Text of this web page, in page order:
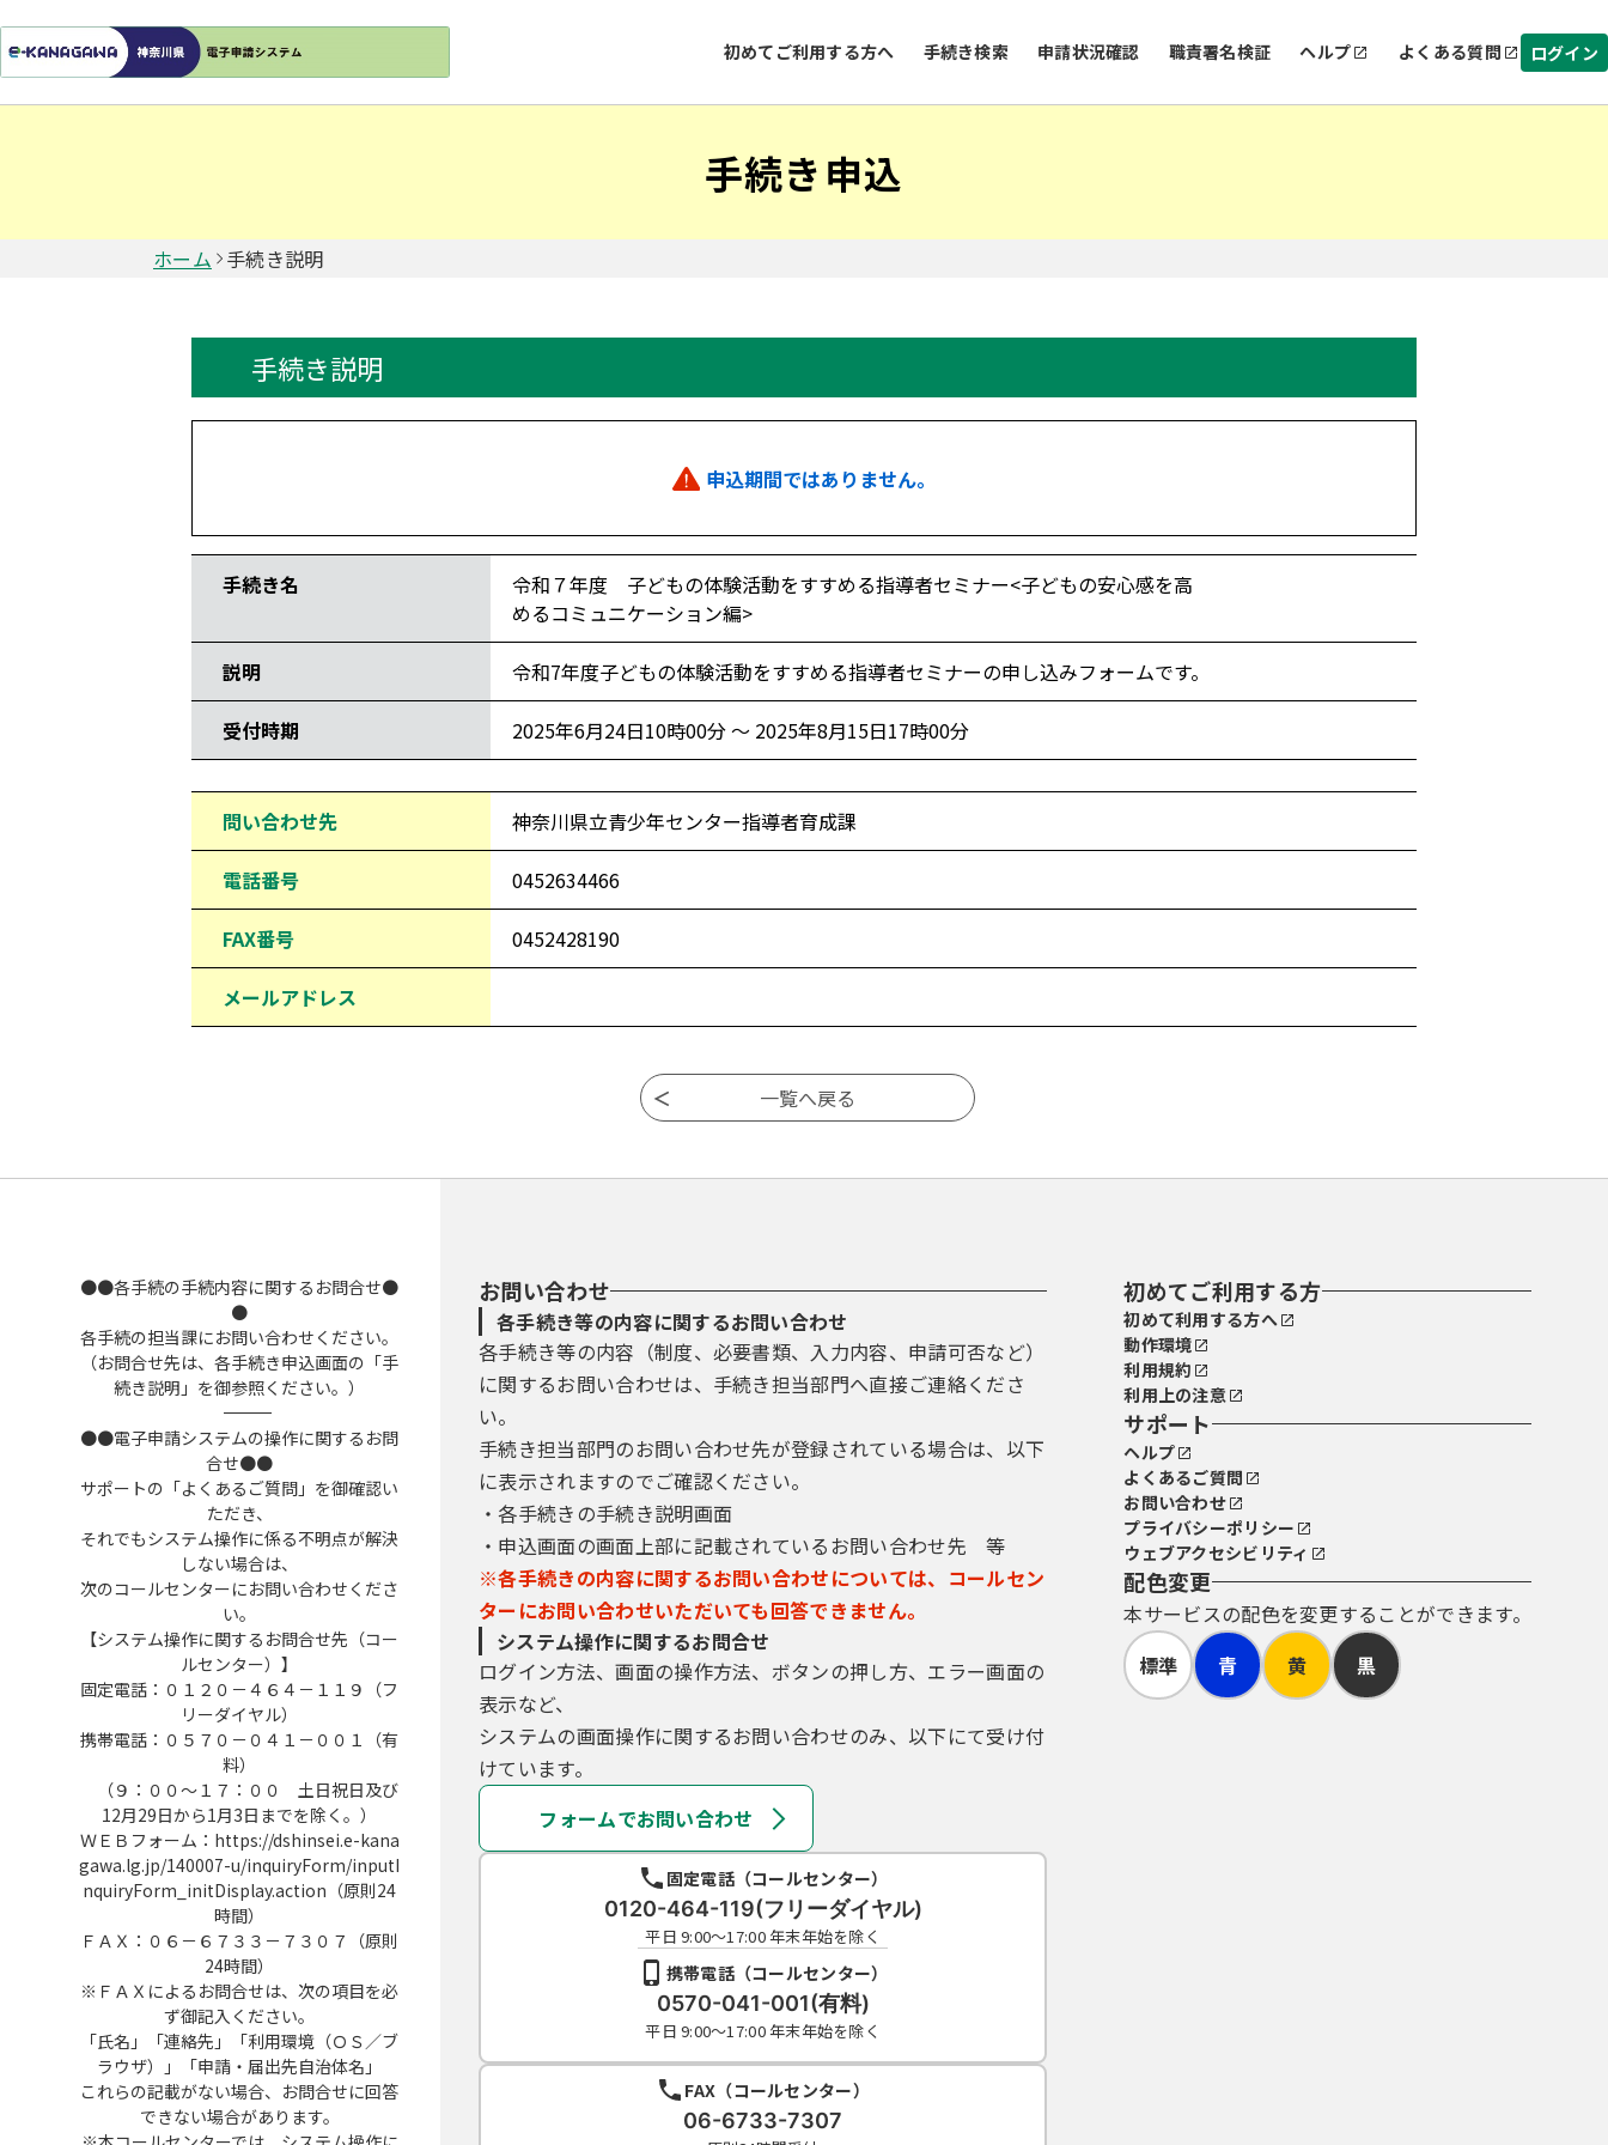
初めてご利用する方へ 手続き検索 申請状況確認 職責署名検証 ヘルプ よくある質問 ログイン
手続き申込
ホーム 手続き説明
手続き説明
申込期間ではありません。
手続き名
令和７年度 子どもの体験活動をすすめる指導者セミナー<子どもの安心感を高
めるコミュニケーション編>
説明 令和7年度子どもの体験活動をすすめる指導者セミナーの申し込みフォームです。
受付時期 2025年6月24日10時00分 ～ 2025年8月15日17時00分
問い合わせ先 神奈川県立青少年センター指導者育成課
電話番号 0452634466
FAX番号 0452428190
メールアドレス
●●各手続の手続内容に関するお問合せ●
●
各手続の担当課にお問い合わせください。
（お問合せ先は、各手続き申込画面の「手
続き説明」を御参照ください。）
――――――――――――――――――――――――――――――――――――――――――――――――――
●●電子申請システムの操作に関するお問
合せ●●
サポートの「よくあるご質問」を御確認い
ただき、
それでもシステム操作に係る不明点が解決
しない場合は、
次のコールセンターにお問い合わせくださ
い。
【システム操作に関するお問合せ先（コー
ルセンター）】
固定電話：０１２０－４６４－１１９（フ
リーダイヤル）
携帯電話：０５７０－０４１－００１（有
料）
（９：００～１７：００ 土日祝日及び
12月29日から1月3日までを除く。）
ＷＥＢフォーム：https://dshinsei.e-kana
gawa.lg.jp/140007-u/inquiryForm/inputI
nquiryForm_initDisplay.action（原則24
時間）
ＦＡＸ：０６－６７３３－７３０７（原則
24時間）
※ＦＡＸによるお問合せは、次の項目を必
ず御記入ください。
「氏名」「連絡先」「利用環境（ＯＳ／ブ
ラウザ）」「申請・届出先自治体名」
これらの記載がない場合、お問合せに回答
できない場合があります。
お問い合わせ
各手続き等の内容に関するお問い合わせ
各手続き等の内容（制度、必要書類、入力内容、申請可否など）
に関するお問い合わせは、手続き担当部門へ直接ご連絡くださ
い。
手続き担当部門のお問い合わせ先が登録されている場合は、以下
に表示されますのでご確認ください。
・各手続きの手続き説明画面
・申込画面の画面上部に記載されているお問い合わせ先 等
※各手続きの内容に関するお問い合わせについては、コールセン
ターにお問い合わせいただいても回答できません。
システム操作に関するお問合せ
ログイン方法、画面の操作方法、ボタンの押し方、エラー画面の
表示など、
システムの画面操作に関するお問い合わせのみ、以下にて受け付
けています。
フォームでお問い合わせ
固定電話（コールセンター）
0120-464-119(フリーダイヤル)
平日 9:00～17:00 年末年始を除く
携帯電話（コールセンター）
0570-041-001(有料)
平日 9:00～17:00 年末年始を除く
FAX（コールセンター）
06-6733-7307
初めてご利用する方
初めて利用する方へ
動作環境
利用規約
利用上の注意
サポート
ヘルプ
よくあるご質問
お問い合わせ
プライバシーポリシー
ウェブアクセシビリティ
配色変更
本サービスの配色を変更することができます。
標準
青 黄 黒